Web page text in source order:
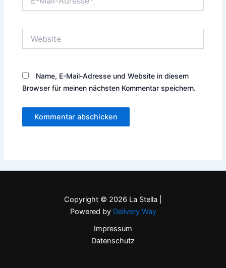
Mail-
Name, E-Mail-Adresse und Website in diesem
Browser für meinen nächsten Kommentar speichern.
Copyright © 2026 La Stella |
Powered by Delivery Way
Impressum
Datenschutz